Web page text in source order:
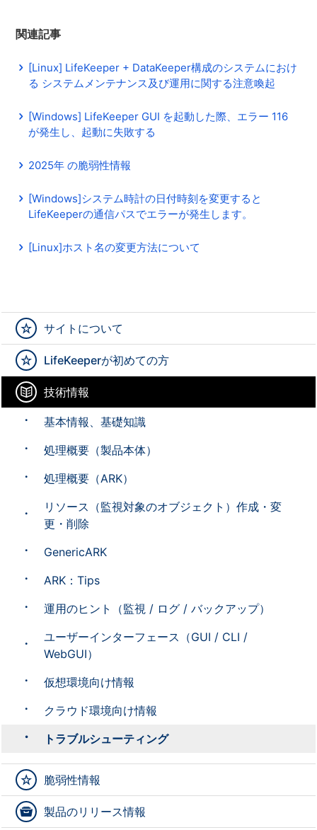
サイトについて
LifeKeeperが初めての方
技術情報
基本情報、基礎知識
処理概要（製品本体）
処理概要（ARK）
リソース（監視対象のオブジェクト）作成・変
更・削除
GenericARK
ARK：Tips
運用のヒント（監視 / ログ / バックアップ）
ユーザーインターフェース（GUI / CLI /
WebGUI）
仮想環境向け情報
クラウド環境向け情報
トラブルシューティング
脆弱性情報
製品のリリース情報
関連記事
[Linux] LifeKeeper + DataKeeper構成のシステムにおけ
る システムメンテナンス及び運用に関する注意喚起
[Windows] LifeKeeper GUI を起動した際、エラー 116
が発生し、起動に失敗する
2025年 の脆弱性情報
[Windows]システム時計の日付時刻を変更すると
LifeKeeperの通信パスでエラーが発生します。
[Linux]ホスト名の変更方法について